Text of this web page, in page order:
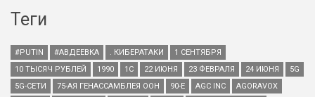
Теги
#PUTIN #АВДЕЕВКА . КИБЕРАТАКИ
1 СЕНТЯБРЯ
10 ТЫСЯЧ РУБЛЕЙ
1990 1С 22 ИЮНЯ 23 ФЕВРАЛЯ 24 ИЮНЯ
5G
5G-СЕТИ
75-АЯ ГЕНАССАМБЛЕЯ ООН 90-Е AGC INC
AGORAVOX